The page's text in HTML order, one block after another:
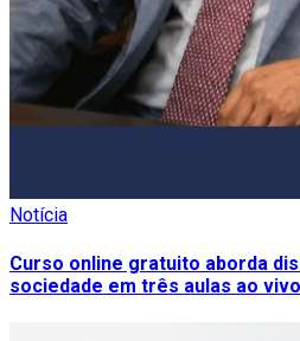
Notícia
Curso online gratuito aborda
sociedade em três aulas ao vivo